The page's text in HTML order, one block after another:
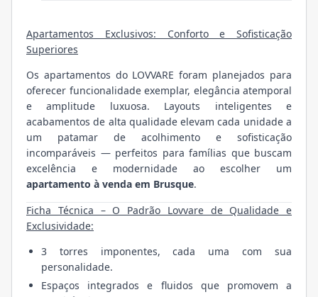
Apartamentos Exclusivos: Conforto e Sofisticação
Superiores
Os apartamentos do LOVVARE foram planejados para
oferecer funcionalidade exemplar, elegância atemporal
e amplitude luxuosa. Layouts inteligentes e
acabamentos de alta qualidade elevam cada unidade a
um patamar de acolhimento e sofisticação
incomparáveis — perfeitos para famílias que buscam
excelência e modernidade ao escolher um
apartamento à venda em Brusque.
Ficha Técnica – O Padrão Lovvare de Qualidade e
Exclusividade:
3 torres imponentes, cada uma com sua
personalidade.
Espaços integrados e fluidos que promovem a